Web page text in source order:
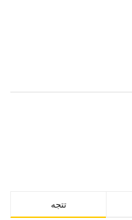
تتجه